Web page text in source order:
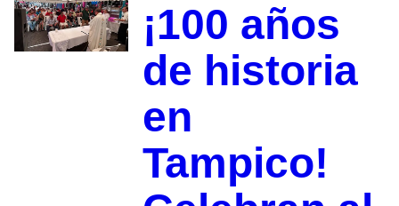
¡100 años
de historia
en
Tampico!